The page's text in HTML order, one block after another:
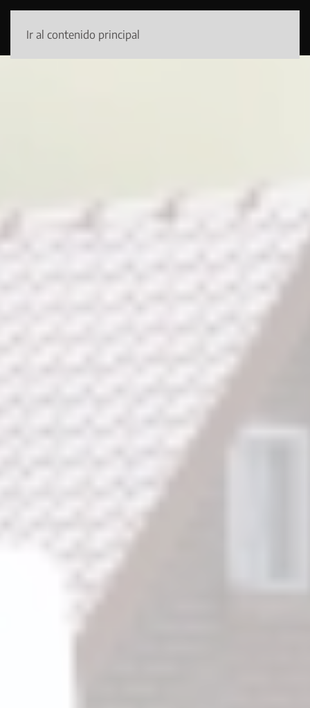
Ir al contenido principal